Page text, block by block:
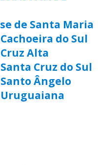
de Santa Maria
do Sul
Alta
Cruz do Sul
Ângelo
Uruguaiana